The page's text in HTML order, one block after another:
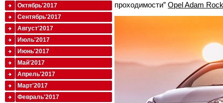
проходимости”Opel Adam
Октябрь'2017
Сентябрь'2017
Август'2017
Июль'2017
Июнь'2017
Май'2017
Апрель'2017
Март'2017
Февраль'2017